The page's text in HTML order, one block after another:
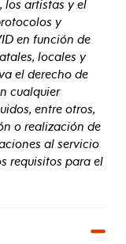
los artistas y el
y
en función de
locales y
el derecho de
cualquier
entre otros,
o realización de
al servicio
requisitos para el